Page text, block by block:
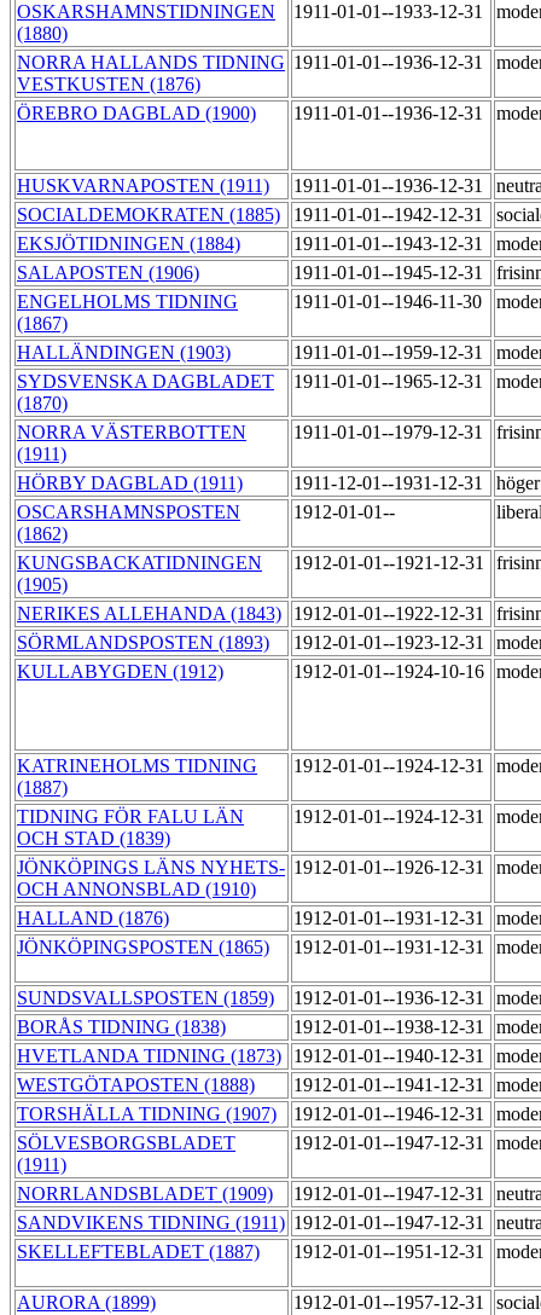
OSKARSHAMNSTIDNINGEN
(1880)
1911-01-01--1933-12-31
NORRA HALLANDS TIDNING
VESTKUSTEN (1876)
1911-01-01--1936-12-31
ÖREBRO DAGBLAD (1900) 1911-01-01--1936-12-31
HUSKVARNAPOSTEN (1911) 1911-01-01--1936-12-31
SOCIALDEMOKRATEN (1885)
1911-01-01--1942-12-31
EKSJÖTIDNINGEN (1884)
1911-01-01--1943-12-31
SALAPOSTEN (1906)
1911-01-01--1945-12-31
ENGELHOLMS TIDNING
(1867)
1911-01-01--1946-11-30
HALLÄNDINGEN (1903) 1911-01-01--1959-12-31
SYDSVENSKA DAGBLADET
(1870)
1911-01-01--1965-12-31
NORRA VÄSTERBOTTEN
(1911)
1911-01-01--1979-12-31
HÖRBY DAGBLAD (1911) 1911-12-01--1931-12-31
OSCARSHAMNSPOSTEN
(1862)
1912-01-01--
KUNGSBACKATIDNINGEN
(1905)
1912-01-01--1921-12-31
NERIKES ALLEHANDA (1843) 1912-01-01--1922-12-31
SÖRMLANDSPOSTEN (1893)
1912-01-01--1923-12-31
KULLABYGDEN (1912)
1912-01-01--1924-10-16
KATRINEHOLMS TIDNING
(1887)
1912-01-01--1924-12-31
TIDNING FÖR FALU LÄN
OCH STAD (1839)
1912-01-01--1924-12-31
JÖNKÖPINGS LÄNS NYHETS-
OCH ANNONSBLAD (1910)
1912-01-01--1926-12-31
HALLAND (1876) 1912-01-01--1931-12-31
JÖNKÖPINGSPOSTEN (1865)
1912-01-01--1931-12-31
SUNDSVALLSPOSTEN (1859) 1912-01-01--1936-12-31
BORÅS TIDNING (1838)
1912-01-01--1938-12-31
HVETLANDA TIDNING (1873)
1912-01-01--1940-12-31
WESTGÖTAPOSTEN (1888)
1912-01-01--1941-12-31
TORSHÄLLA TIDNING (1907)
1912-01-01--1946-12-31
SÖLVESBORGSBLADET
(1911)
1912-01-01--1947-12-31
NORRLANDSBLADET (1909) 1912-01-01--1947-12-31
SANDVIKENS TIDNING (1911) 1912-01-01--1947-12-31
SKELLEFTEBLADET (1887)
1912-01-01--1951-12-31
AURORA (1899) 1912-01-01--1957-12-31